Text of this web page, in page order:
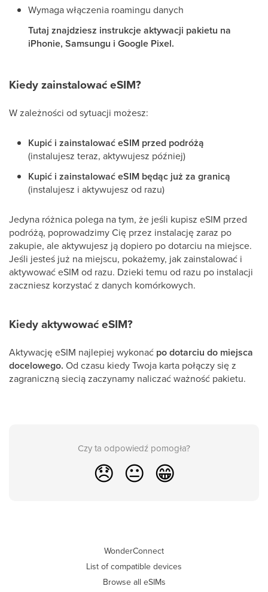
Wymaga włączenia roamingu danych
Tutaj znajdziesz instrukcje aktywacji pakietu na
iPhonie, Samsungu i Google Pixel.
Kiedy zainstalować eSIM?
W zależności od sytuacji możesz:
Kupić i zainstalować eSIM przed podróżą
(instalujesz teraz, aktywujesz później)
Kupić i zainstalować eSIM będąc już za granicą
(instalujesz i aktywujesz od razu)
Jedyna różnica polega na tym, że jeśli kupisz eSIM przed
podróżą, poprowadzimy Cię przez instalację zaraz po
zakupie, ale aktywujesz ją dopiero po dotarciu na miejsce.
Jeśli jesteś już na miejscu, pokażemy, jak zainstalować i
aktywować eSIM od razu. Dzieki temu od razu po instalacji
zaczniesz korzystać z danych komórkowych.
Kiedy aktywować eSIM?
Aktywację eSIM najlepiej wykonać po dotarciu do miejsca
docelowego. Od czasu kiedy Twoja karta połączy się z
zagraniczną siecią zaczynamy naliczać ważność pakietu.
Czy ta odpowiedź pomogła?
😞 😐 😁
WonderConnect
List of compatible devices
Browse all eSIMs